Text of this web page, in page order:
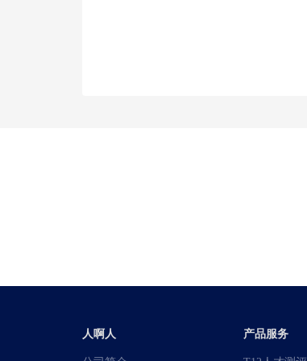
人啊人 产品服务